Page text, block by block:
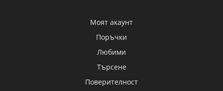
Моят акаунт
Поръчки
Любими
Търсене
Поверителност